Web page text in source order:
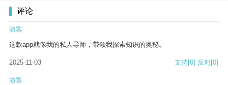
评论
游客
这款app就像我的私人导师，带领我探索知识的奥秘。
2025-11-03 支持[0] 反对[0]
游客